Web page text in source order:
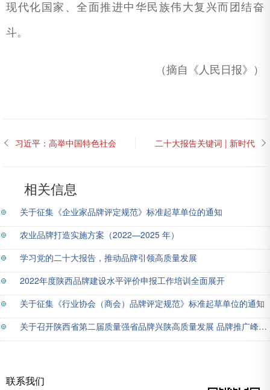
现代化国家、全面推进中华民族伟大复兴而团结奋
斗。
（摘自《人民日报》）
习近平：高举中国特色社会
次全国代表大会上的报告
二十大报告关键词 | 新时代
相关信息
关于征集《企业家品牌评定规范》标准起草单位的通知
农业品牌打造实施方案（2022—2025 年）
学习党的二十大报告，推动品牌引领高质量发展
2022年度陕西品牌建设水平评价申报工作培训全面展开
关于征集《行业协会（商会）品牌评定规范》标准起草单位的通知
关于召开陕西省第二届质量强省品牌兴陕高质量发展 品牌推广峰会的通知
联系我们